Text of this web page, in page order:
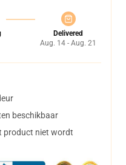
Delivered
Aug. 14 - Aug. 21
beschikbaar
product niet wordt